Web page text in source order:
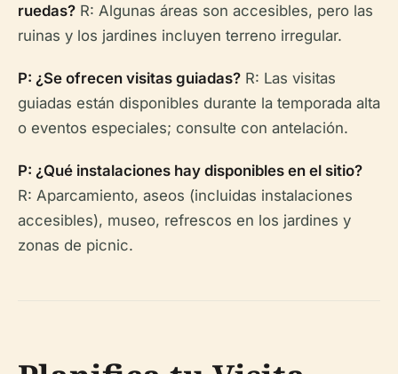
ruedas? R: Algunas áreas son accesibles, pero las
ruinas y los jardines incluyen terreno irregular.
P: ¿Se ofrecen visitas guiadas? R: Las visitas
guiadas están disponibles durante la temporada alta
o eventos especiales; consulte con antelación.
P: ¿Qué instalaciones hay disponibles en el sitio?
R: Aparcamiento, aseos (incluidas instalaciones
accesibles), museo, refrescos en los jardines y
zonas de picnic.